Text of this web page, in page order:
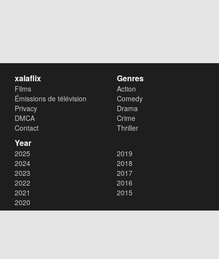
xalaflix
Films
Émissions de télévision
Privacy
DMCA
Contact
Genres
Action
Comedy
Drama
Crime
Thriller
Year
2025
2024
2023
2022
2021
2020
2019
2018
2017
2016
2015